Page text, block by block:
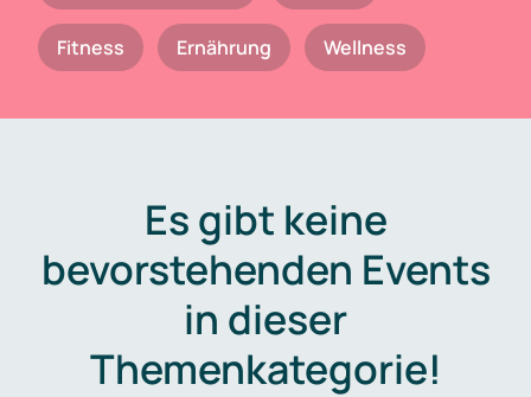
Fitness Ernährung Wellness
Es gibt keine
bevorstehenden Events
in dieser
Themenkategorie!